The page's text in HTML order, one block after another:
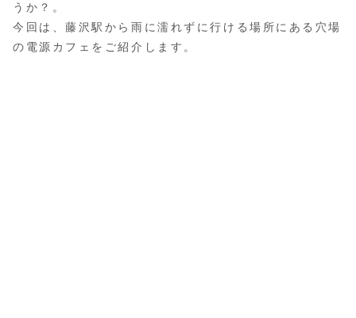
うか？。
今回は、藤沢駅から雨に濡れずに行ける場所にある穴場
の電源カフェをご紹介します。